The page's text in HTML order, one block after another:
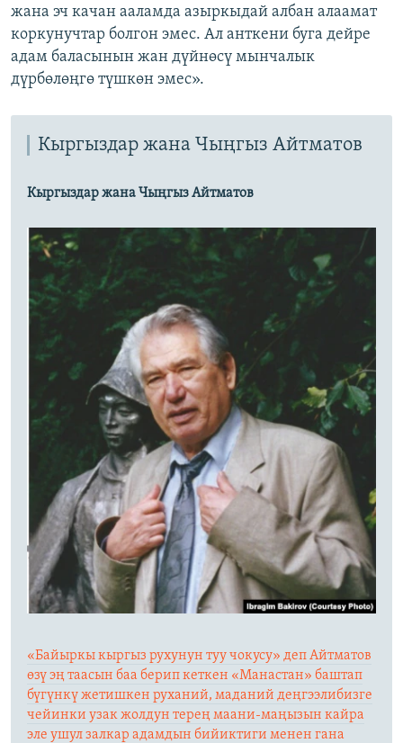
жана эч качан ааламда азыркыдай албан алаамат
коркунучтар болгон эмес. Ал анткени буга дейре
адам баласынын жан дүйнөсү мынчалык
дүрбөлөңгө түшкөн эмес».
Кыргыздар жана Чыңгыз Айтматов
Кыргыздар жана Чыңгыз Айтматов
«Байыркы кыргыз рухунун туу чокусу» деп Айтматов
өзү эң таасын баа берип кеткен «Манастан» баштап
бүгүнкү жетишкен руханий, маданий деңгээлибизге
чейинки узак жолдун терең маани-маңызын кайра
эле ушул залкар адамдын бийиктиги менен гана